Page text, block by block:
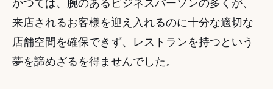
来店されるお客様を迎え入れるのに十分な適切な
店舗空間を確保できず、レストランを持つという
夢を諦めざるを得ませんでした。